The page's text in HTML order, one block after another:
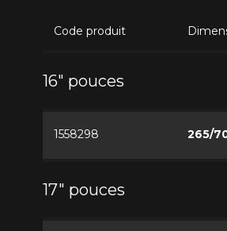
Code produit
16" pouces
1558298 265/
17" pouces